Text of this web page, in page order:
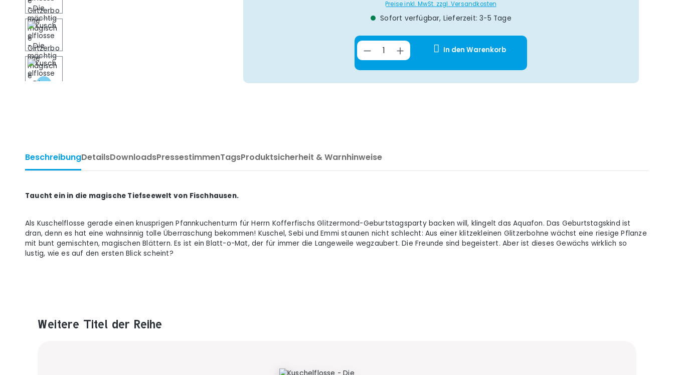
Preise inkl. MwSt. zzgl. Versandkosten
Sofort verfügbar, Lieferzeit: 3-5 Tage
Produkt Anzahl: Gib den gewünschten Wert ein
In den Warenkorb
BeschreibungDetailsDownloadsPressestimmenTagsProduktsicherheit & Warnhinweise
Taucht ein in die magische Tiefseewelt von Fischhausen.
Als Kuschelflosse gerade einen knusprigen Pfannkuchenturm für Herrn Kofferfischs Glitzermond-Geburtstagsparty backen will, klingelt das Aquafon. Das Geburtstagskind ist
dran, denn es hat eine wahnsinnig tolle Überraschung bekommen! Kuschel, Sebi und Emmi staunen nicht schlecht: Aus einer klitzekleinen Glitzerbohne wächst eine riesige Pflanze
mit bunt gemischten, magischen Blättern. Es ist ein Blatt-o-Mat, der für immer die Langeweile wegzaubert. Die Freunde sind begeistert. Aber ist dieses Gewächs wirklich so
lustig, wie es auf den ersten Blick scheint?
Produktgalerie überspringen
Weitere Titel der Reihe